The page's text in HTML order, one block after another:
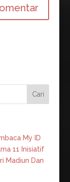
My ID
11 Inisiatif
Madiun Dan